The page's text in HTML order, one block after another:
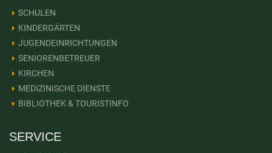
SCHULEN
KINDERGÄRTEN
JUGENDEINRICHTUNGEN
SENIORENBETREUER
KIRCHEN
MEDIZINISCHE DIENSTE
BIBLIOTHEK & TOURISTINFO
SERVICE